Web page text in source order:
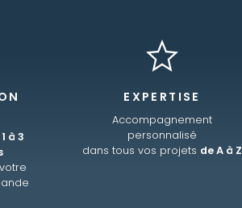
à 3
EXPERTISE
Accompagnement
personnalisé
dans tous vos projets de A à Z